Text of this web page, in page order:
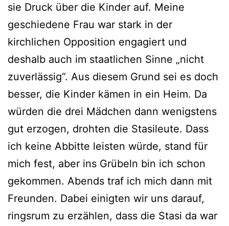
sie Druck über die Kinder auf. Meine
geschiedene Frau war stark in der
kirchlichen Opposition engagiert und
deshalb auch im staatlichen Sinne „nicht
zuverlässig“. Aus diesem Grund sei es doch
besser, die Kinder kämen in ein Heim. Da
würden die drei Mädchen dann wenigstens
gut erzogen, drohten die Stasileute. Dass
ich keine Abbitte leisten würde, stand für
mich fest, aber ins Grübeln bin ich schon
gekommen. Abends traf ich mich dann mit
Freunden. Dabei einigten wir uns darauf,
ringsrum zu erzählen, dass die Stasi da war